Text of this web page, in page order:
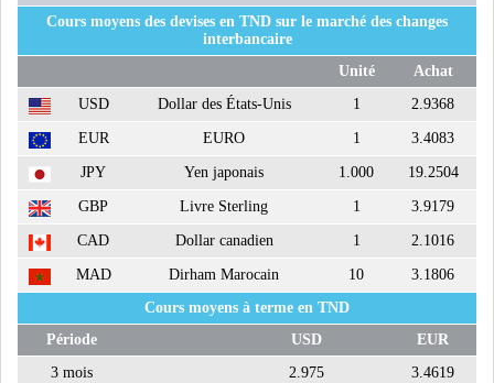
Cours moyens des devises en TND sur le marché des changes
interbancaire
Unité
Achat
USD
Dollar des États-Unis 1 2.9368
EUR EURO 1 3.4083
JPY Yen japonais 1.000 19.2504
GBP Livre Sterling 1 3.9179
CAD Dollar canadien 1 2.1016
MAD Dirham Marocain 10
3.1806
Cours moyens à terme en TND
Période
USD
EUR
3 mois
2.975 3.4619